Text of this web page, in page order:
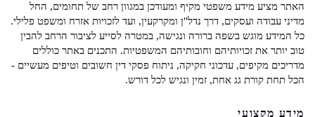
האתר מציע מידע משפטי מקיף ומעודכן במגוון רחב של תחומים, החל
מדיני עבודה ועסקים, דרך נדל"ן ומקרקעין, ועד לזכויות אזרח ומשפט פלילי.
כל המידע מוגש בשפה ברורה ונגישה, במטרה לסייע לציבור הרחב להבין
טוב יותר את זכויותיהם וחובותיהם המשפטיות. התכנים באתר כוללים
מדריכים מקיפים, עדכוני חקיקה, ניתוח פסקי דין חשובים וטיפים מעשיים -
הכל תחת קורת גג אחת, זמין ונגיש לכל דורש.
מידע מקצועי